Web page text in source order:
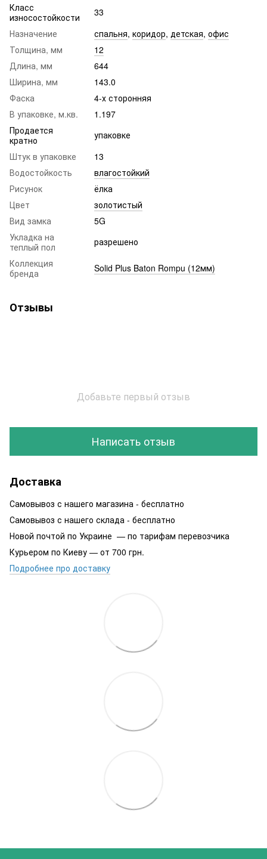
Класс
износостойкости
33
Назначение
спальня, коридор, детская, офис
Толщина, мм
12
Длина, мм
644
Ширина, мм
143.0
Фаска
4-х сторонняя
В упаковке, м.кв.
1.197
Продается
кратно
упаковке
Штук в упаковке
13
Водостойкость
влагостойкий
Рисунок
ёлка
Цвет
золотистый
Вид замка
5G
Укладка на
теплый пол
разрешено
Коллекция
бренда
Solid Plus Baton Rompu (12мм)
Отзывы
Добавьте первый отзыв
Написать отзыв
Доставка
Самовывоз с нашего магазина - бесплатно
Самовывоз с нашего склада - бесплатно
Новой почтой по Украине — по тарифам перевозчика
Курьером по Киеву — от 700 грн.
Подробнее про доставку